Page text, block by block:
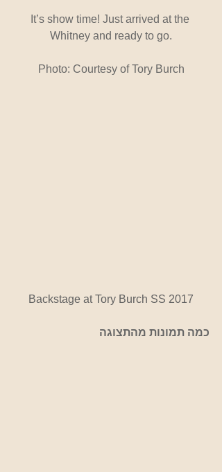
It’s show time! Just arrived at the
Whitney and ready to go.
Photo: Courtesy of Tory Burch
Backstage at Tory Burch SS 2017
כמה תמונות מהתצוגה